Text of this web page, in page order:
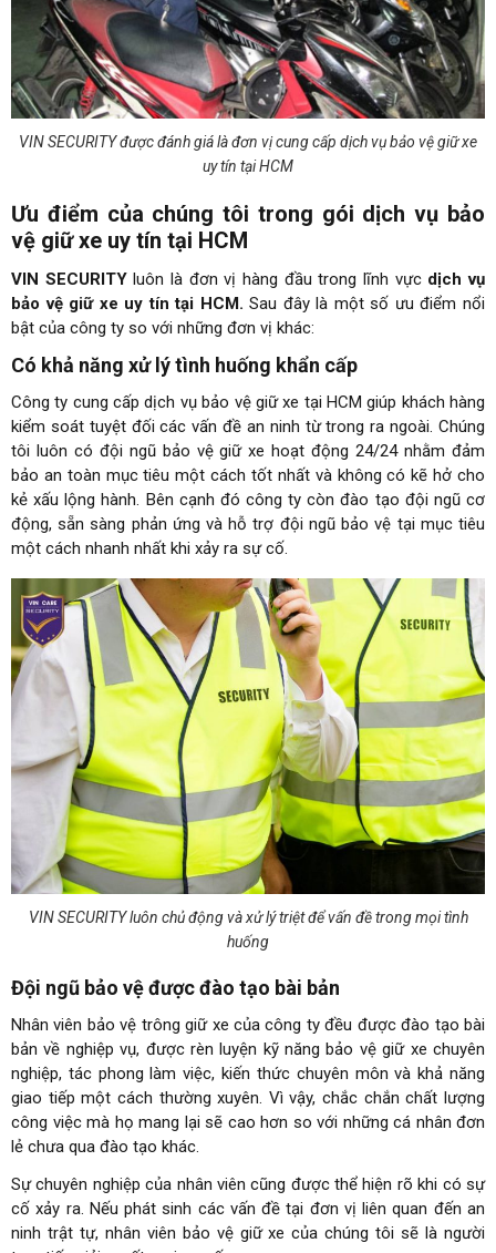
VIN SECURITY được đánh giá là đơn vị cung cấp dịch vụ bảo vệ giữ xe
uy tín tại HCM
Ưu điểm của chúng tôi trong gói dịch vụ bảo
vệ giữ xe uy tín tại HCM
VIN SECURITYluôn là đơn vị hàng đầu trong lĩnh vực dịch vụ
bảo vệ giữ xe uy tín tại HCM. Sau đây là một số ưu điểm nổi
bật của công ty so với những đơn vị khác:
Có khả năng xử lý tình huống khẩn cấp
Công ty cung cấp dịch vụ bảo vệ giữ xe tại HCM giúp khách hàng
kiểm soát tuyệt đối các vấn đề an ninh từ trong ra ngoài. Chúng
tôi luôn có đội ngũ bảo vệ giữ xe hoạt động 24/24 nhằm đảm
bảo an toàn mục tiêu một cách tốt nhất và không có kẽ hở cho
kẻ xấu lộng hành. Bên cạnh đó công ty còn đào tạo đội ngũ cơ
động, sẵn sàng phản ứng và hỗ trợ đội ngũ bảo vệ tại mục tiêu
một cách nhanh nhất khi xảy ra sự cố.
VIN SECURITY luôn chủ động và xử lý triệt để vấn đề trong mọi tình
huống
Đội ngũ bảo vệ được đào tạo bài bản
Nhân viên bảo vệ trông giữ xe của công ty đều được đào tạo bài
bản về nghiệp vụ, được rèn luyện kỹ năng bảo vệ giữ xe chuyên
nghiệp, tác phong làm việc, kiến thức chuyên môn và khả năng
giao tiếp một cách thường xuyên. Vì vậy, chắc chắn chất lượng
công việc mà họ mang lại sẽ cao hơn so với những cá nhân đơn
lẻ chưa qua đào tạo khác.
Sự chuyên nghiệp của nhân viên cũng được thể hiện rõ khi có sự
cố xảy ra. Nếu phát sinh các vấn đề tại đơn vị liên quan đến an
ninh trật tự, nhân viên bảo vệ giữ xe của chúng tôi sẽ là người